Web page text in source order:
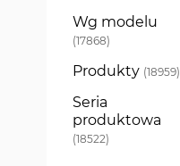
Wg modelu
17868
produkty
Produkty 18959
Seria
produktowa
18522
produkty